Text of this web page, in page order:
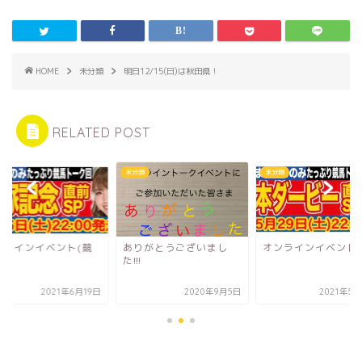
HOME 未分類 明日12/15(日)は秋田県！
RELATED POST
ラインイベント(競
2021年6月19日
未分類
ありがとうございまし
た!!!
2020年9月5日
未分類
オンラインイベント
2021年5